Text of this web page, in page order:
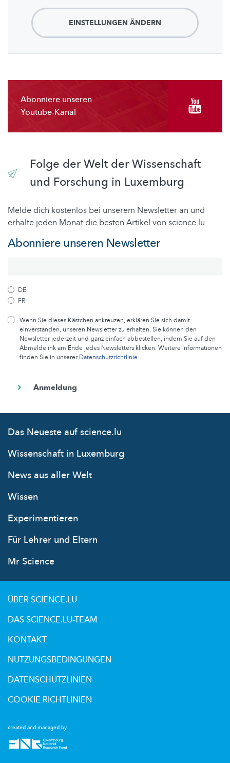
EINSTELLUNGEN ÄNDERN
Abonniere unseren
Youtube-Kanal
Folge der Welt der Wissenschaft
und Forschung in Luxemburg
Melde dich kostenlos bei unserem Newsletter an und
erhalte jeden Monat die besten Artikel von science.lu
Abonniere unseren Newsletter
DE
FR
Wenn Sie dieses Kästchen ankreuzen, erklären Sie sich damit
einverstanden, unseren Newsletter zu erhalten. Sie können den
Newsletter jederzeit und ganz einfach abbestellen, indem Sie auf den
Abmeldelink am Ende jedes Newsletters klicken. Weitere Informationen
finden Sie in unsererDatenschutzrichtlinie.
Das Neueste auf science.lu
Wissenschaft in Luxemburg
News aus aller Welt
Wissen
Experimentieren
Für Lehrer und Eltern
Mr Science
created and managed by
ÜBER SCIENCE.LU
DAS SCIENCE.LU-TEAM
KONTAKT
NUTZUNGSBEDINGUNGEN
DATENSCHUTZLINIEN
COOKIE RICHTLINIEN